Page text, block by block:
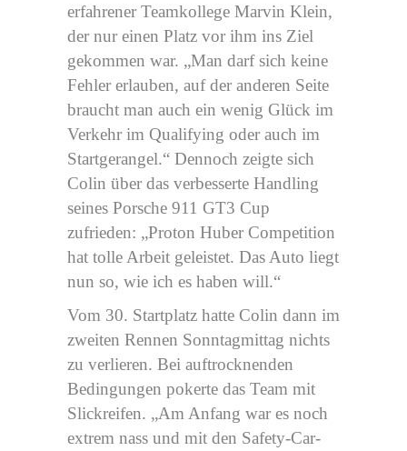
erfahrener Teamkollege Marvin Klein,
der nur einen Platz vor ihm ins Ziel
gekommen war. „Man darf sich keine
Fehler erlauben, auf der anderen Seite
braucht man auch ein wenig Glück im
Verkehr im Qualifying oder auch im
Startgerangel.“ Dennoch zeigte sich
Colin über das verbesserte Handling
seines Porsche 911 GT3 Cup
zufrieden: „Proton Huber Competition
hat tolle Arbeit geleistet. Das Auto liegt
nun so, wie ich es haben will.“
Vom 30. Startplatz hatte Colin dann im
zweiten Rennen Sonntagmittag nichts
zu verlieren. Bei auftrocknenden
Bedingungen pokerte das Team mit
Slickreifen. „Am Anfang war es noch
extrem nass und mit den Safety-Car-